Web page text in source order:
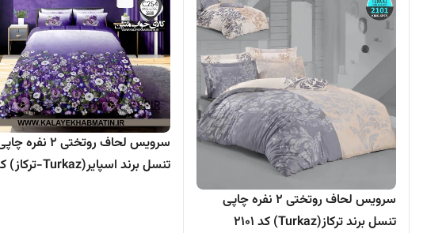
سرویس لحاف روتختی 2 نفره چاپی
تنسل برند ترکاز(Turkaz) کد 2101
سرویس لحاف روتختی 2 نفره